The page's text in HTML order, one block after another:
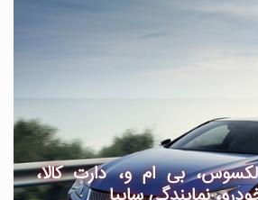
بی ام و، دارت کالا،